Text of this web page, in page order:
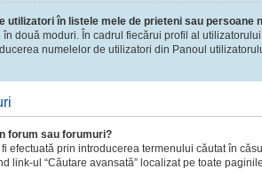
utilizatori în listele mele de prieteni sau persoane
în două moduri. În cadrul fiecărui profil al
numelelor de utilizatori din Panoul
forum sau forumuri?
efectuată prin introducerea termenului căutat în
link-ul “Căutare avansată” localizat pe toate